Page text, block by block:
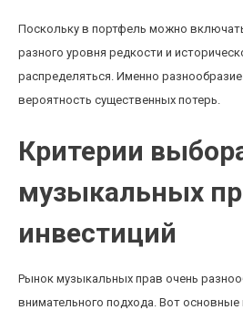
Поскольку в портфель можно
разного уровня редкости и
распределяться. Именно
вероятность существенных потерь.
Критерии
музыкальных
инвестиций
Рынок музыкальных прав очень
внимательного подхода. Вот